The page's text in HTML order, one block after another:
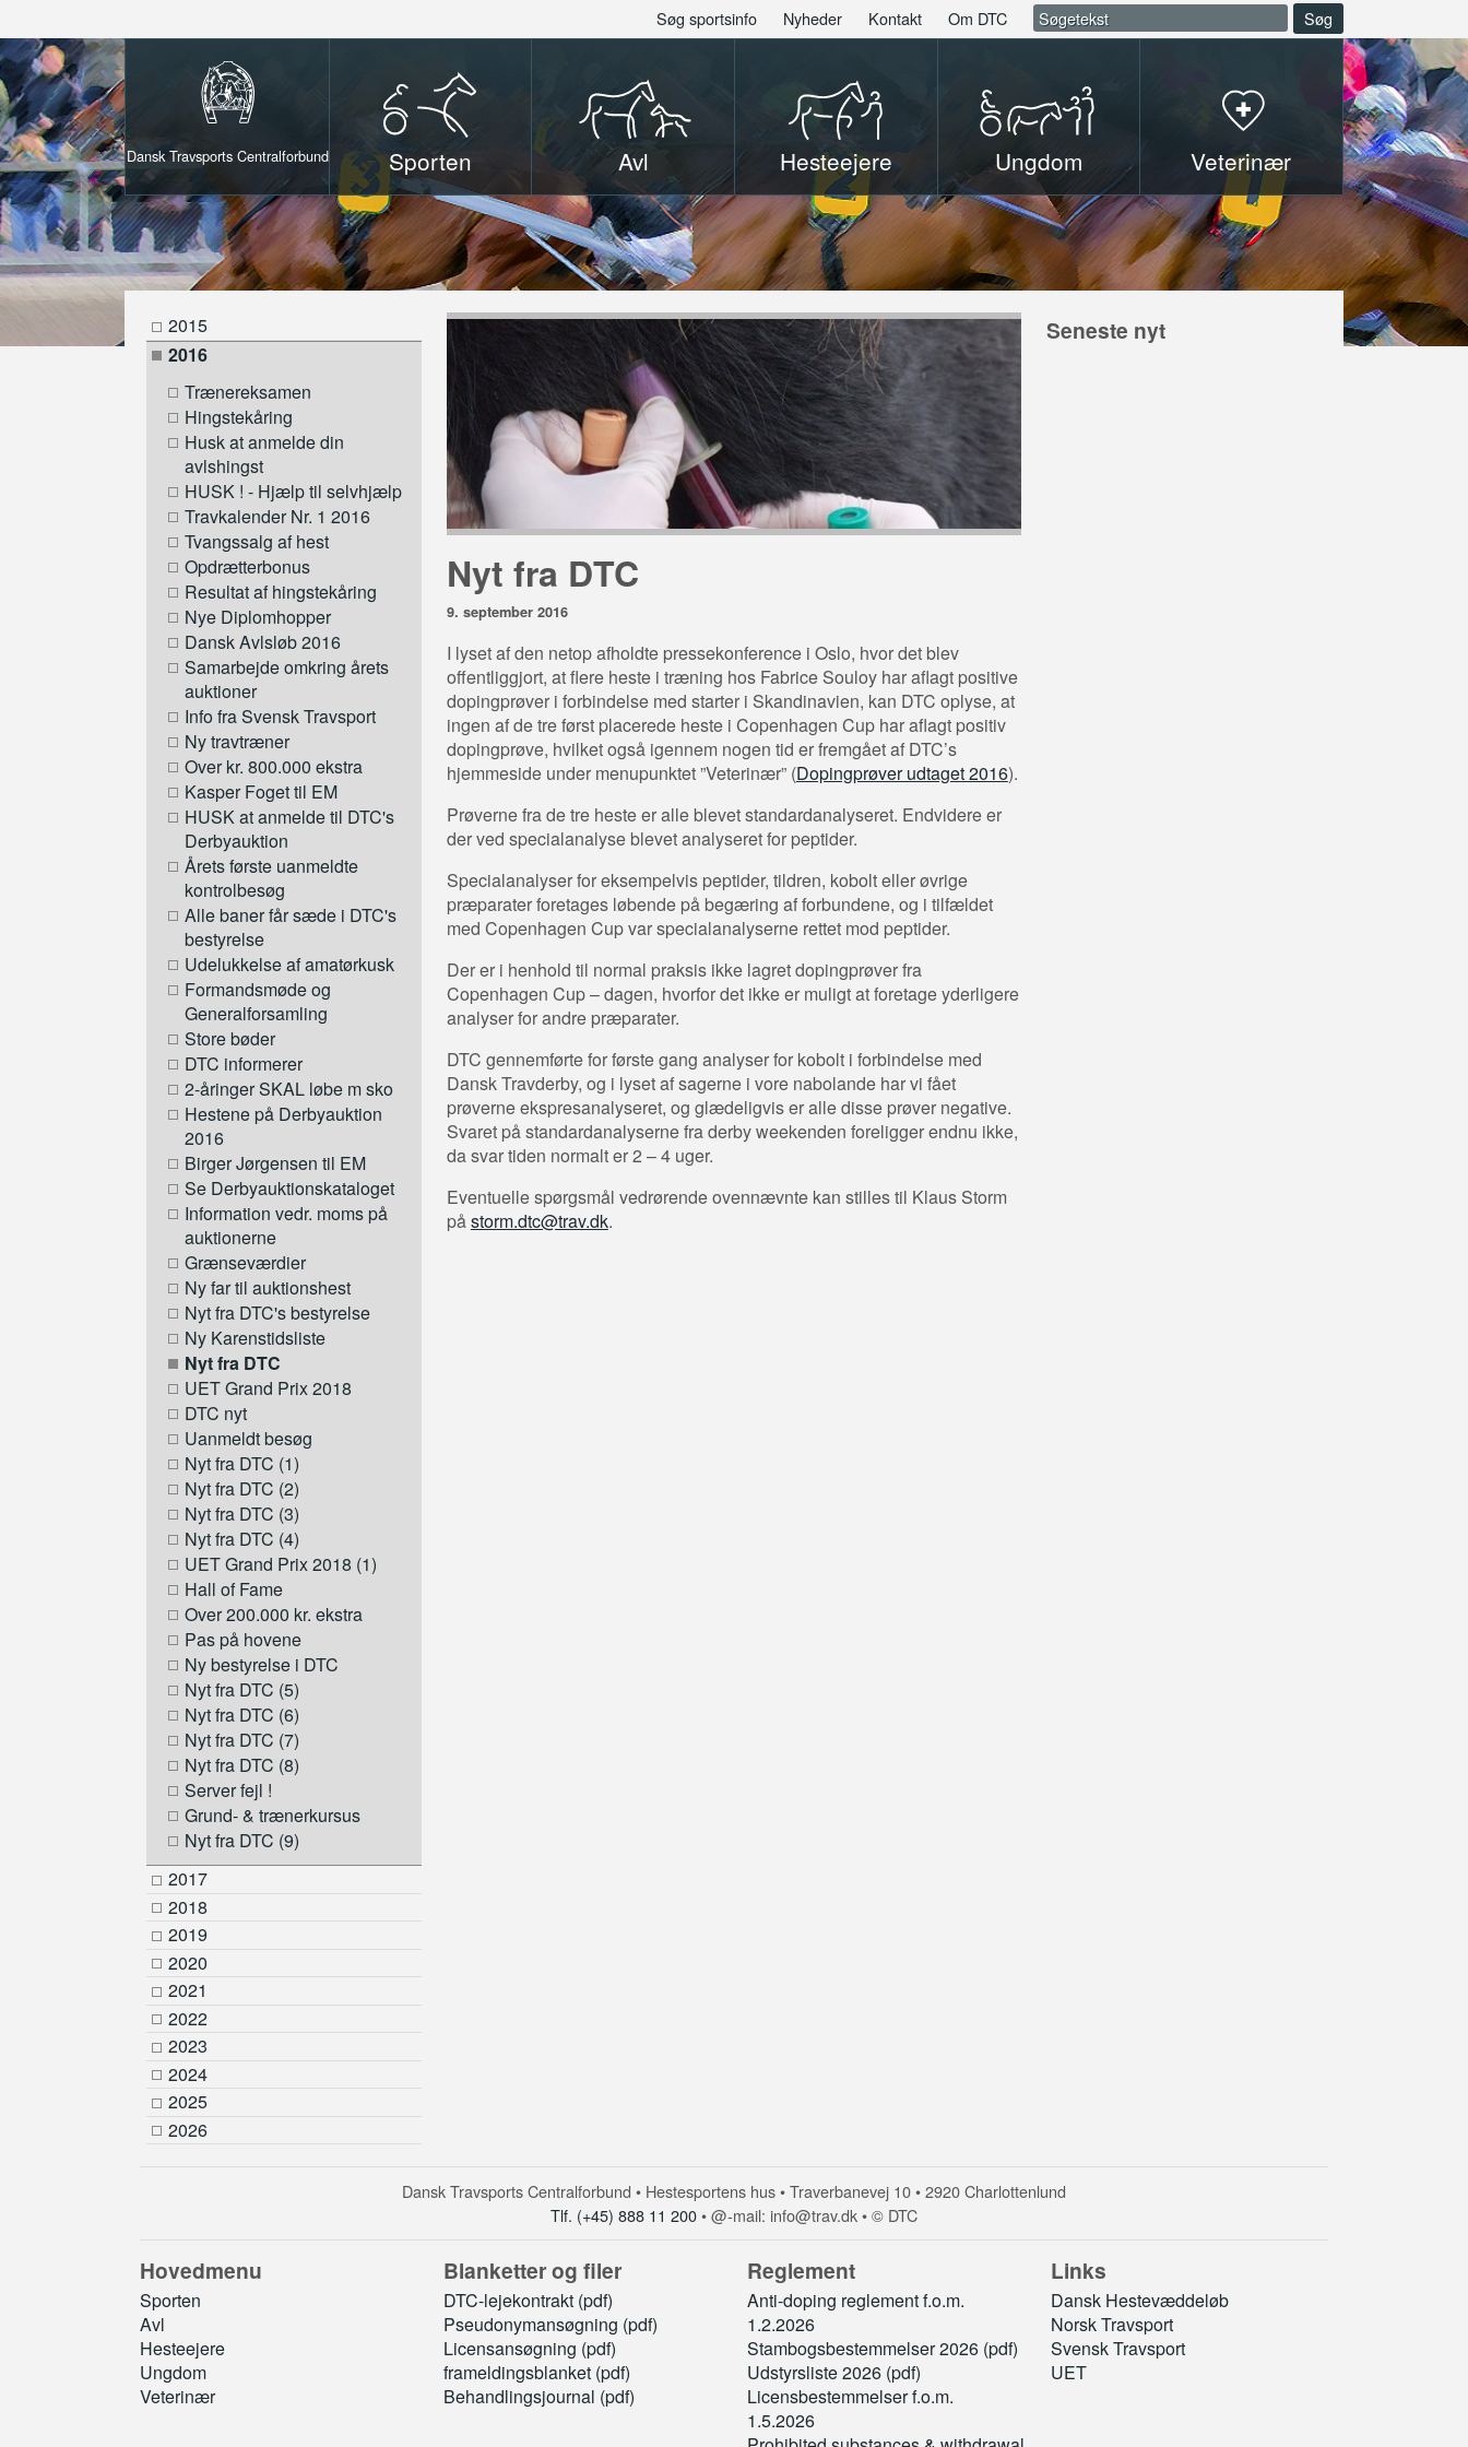
Søg sportsinfo Nyheder Kontakt Om DTC Søg
Dansk Travsports Centralforbund Sporten Avl Hesteejere Ungdom Veterinær
2015
2016
Trænereksamen
Hingstekåring
Husk at anmelde din
avlshingst
HUSK ! - Hjælp til selvhjælp
Travkalender Nr. 1 2016
Tvangssalg af hest
Opdrætterbonus
Resultat af hingstekåring
Nye Diplomhopper
Dansk Avlsløb 2016
Samarbejde omkring årets
auktioner
Info fra Svensk Travsport
Ny travtræner
Over kr. 800.000 ekstra
Kasper Foget til EM
HUSK at anmelde til DTC's
Derbyauktion
Årets første uanmeldte
kontrolbesøg
Alle baner får sæde i DTC's
bestyrelse
Udelukkelse af amatørkusk
Formandsmøde og
Generalforsamling
Store bøder
DTC informerer
2-åringer SKAL løbe m sko
Hestene på Derbyauktion
2016
Birger Jørgensen til EM
Se Derbyauktionskataloget
Information vedr. moms på
auktionerne
Grænseværdier
Ny far til auktionshest
Nyt fra DTC's bestyrelse
Ny Karenstidsliste
Nyt fra DTC
UET Grand Prix 2018
DTC nyt
Uanmeldt besøg
Nyt fra DTC (1)
Nyt fra DTC (2)
Nyt fra DTC (3)
Nyt fra DTC (4)
UET Grand Prix 2018 (1)
Hall of Fame
Over 200.000 kr. ekstra
Pas på hovene
Ny bestyrelse i DTC
Nyt fra DTC (5)
Nyt fra DTC (6)
Nyt fra DTC (7)
Nyt fra DTC (8)
Server fejl !
Grund- & trænerkursus
Nyt fra DTC (9)
2017
2018
2019
2020
2021
2022
2023
2024
2025
2026
Nyt fra DTC
9. september 2016
I lyset af den netop afholdte pressekonference i Oslo, hvor det blev
offentliggjort, at flere heste i træning hos Fabrice Souloy har aflagt positive
dopingprøver i forbindelse med starter i Skandinavien, kan DTC oplyse, at
ingen af de tre først placerede heste i Copenhagen Cup har aflagt positiv
dopingprøve, hvilket også igennem nogen tid er fremgået af DTC’s
hjemmeside under menupunktet ”Veterinær” (Dopingprøver udtaget 2016).
Prøverne fra de tre heste er alle blevet standardanalyseret. Endvidere er
der ved specialanalyse blevet analyseret for peptider.
Specialanalyser for eksempelvis peptider, tildren, kobolt eller øvrige
præparater foretages løbende på begæring af forbundene, og i tilfældet
med Copenhagen Cup var specialanalyserne rettet mod peptider.
Der er i henhold til normal praksis ikke lagret dopingprøver fra
Copenhagen Cup – dagen, hvorfor det ikke er muligt at foretage yderligere
analyser for andre præparater.
DTC gennemførte for første gang analyser for kobolt i forbindelse med
Dansk Travderby, og i lyset af sagerne i vore nabolande har vi fået
prøverne ekspresanalyseret, og glædeligvis er alle disse prøver negative.
Svaret på standardanalyserne fra derby weekenden foreligger endnu ikke,
da svar tiden normalt er 2 – 4 uger.
Eventuelle spørgsmål vedrørende ovennævnte kan stilles til Klaus Storm
påstorm.dtc@trav.dk.
Seneste nyt
Dansk Travsports Centralforbund • Hestesportens hus • Traverbanevej 10 • 2920 Charlottenlund
Tlf. (+45) 888 11 200• @-mail: info@trav.dk • © DTC
Hovedmenu
Sporten
Avl
Hesteejere
Ungdom
Veterinær
Blanketter og filer
DTC-lejekontrakt (pdf)
Pseudonymansøgning (pdf)
Licensansøgning (pdf)
frameldingsblanket (pdf)
Behandlingsjournal (pdf)
Reglement
Anti-doping reglement f.o.m.
1.2.2026
Stambogsbestemmelser 2026 (pdf)
Udstyrsliste 2026 (pdf)
Licensbestemmelser f.o.m.
1.5.2026
Links
Dansk Hestevæddeløb
Norsk Travsport
Svensk Travsport
UET